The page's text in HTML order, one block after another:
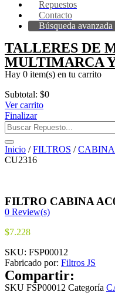
Repuestos
Contacto
Búsqueda avanzada
TALLERES DE
MULTIMARCA
Hay 0 item(s) en tu carrito
Subtotal: $0
Ver carrito
Finalizar
Inicio /FILTROS /CABINA
CU2316
FILTRO CABINA
0 Review(s)
$7.228
SKU: FSP00012
Fabricado por: Filtros JS
Compartir:
SKU FSP00012 Categoría